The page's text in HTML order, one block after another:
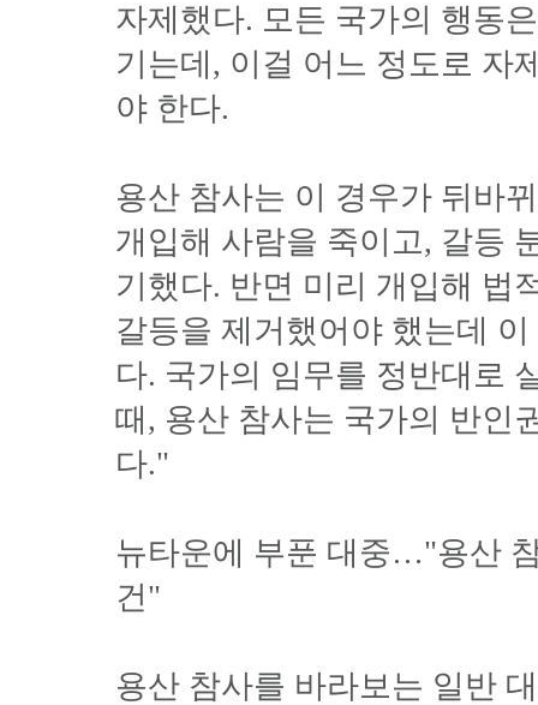
자제했다. 모든 국가의 행동
기는데, 이걸 어느 정도로 자
야 한다.
용산 참사는 이 경우가 뒤바
개입해 사람을 죽이고, 갈등
기했다. 반면 미리 개입해 법
갈등을 제거했어야 했는데
다. 국가의 임무를 정반대로
때, 용산 참사는 국가의 반인
다."
뉴타운에 부푼 대중…"용산
건"
용산 참사를 바라보는 일반